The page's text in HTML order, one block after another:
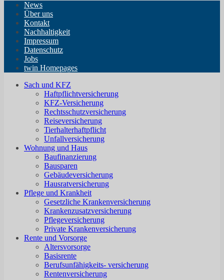
News
Über uns
Kontakt
Nachhaltigkeit
Impressum
Datenschutz
Jobs
twin Homepages
Sach und KFZ
Haftpflichtversicherung
KFZ-Versicherung
Rechtsschutzversicherung
Reiseversicherung
Tierhalterhaftpflicht
Unfallversicherung
Wohnung und Haus
Baufinanzierung
Bausparen
Gebäudeversicherung
Hausratversicherung
Pflege und Krankheit
Gesetzliche Krankenversicherung
Krankenzusatzversicherung
Pflegeversicherung
Private Krankenversicherung
Rente und Vorsorge
Altersvorsorge
Basisrente
Berufsunfähigkeits- versicherung
Rentenversicherung